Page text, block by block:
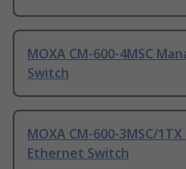
MOXA CM-600-4MSC
Switch
MOXA CM-600-3MSC/
Ethernet Switch